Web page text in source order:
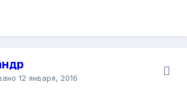
12 января, 2016